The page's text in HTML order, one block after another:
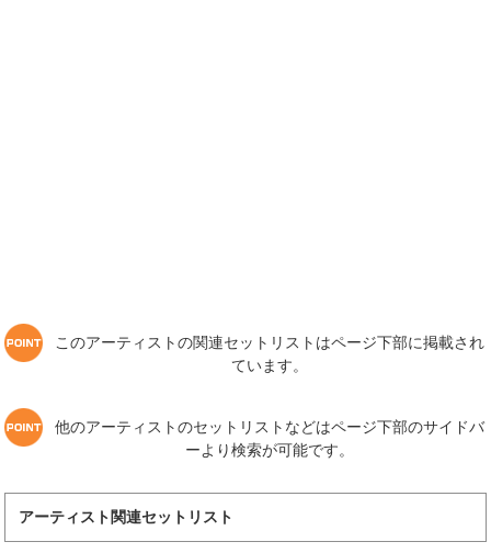
このアーティストの関連セットリストはページ下部に掲載され
ています。
他のアーティストのセットリストなどはページ下部のサイドバ
ーより検索が可能です。
アーティスト関連セットリスト